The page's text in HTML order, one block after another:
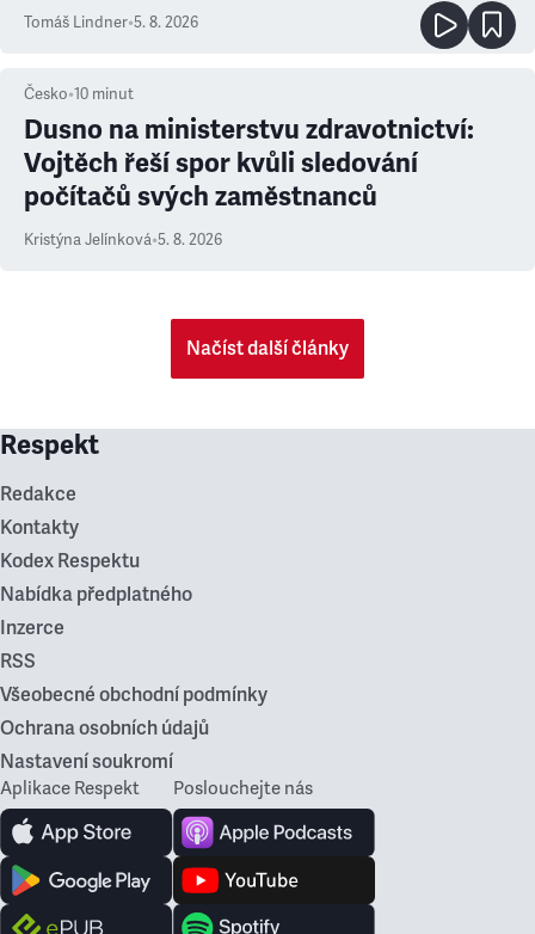
Tomáš Lindner•5. 8. 2026
Česko•10 minut
Dusno na ministerstvu zdravotnictví:
Vojtěch řeší spor kvůli sledování
počítačů svých zaměstnanců
Kristýna Jelínková•5. 8. 2026
Načíst další články
Respekt
Redakce
Kontakty
Kodex Respektu
Nabídka předplatného
Inzerce
RSS
Všeobecné obchodní podmínky
Ochrana osobních údajů
Nastavení soukromí
Aplikace Respekt Poslouchejte nás